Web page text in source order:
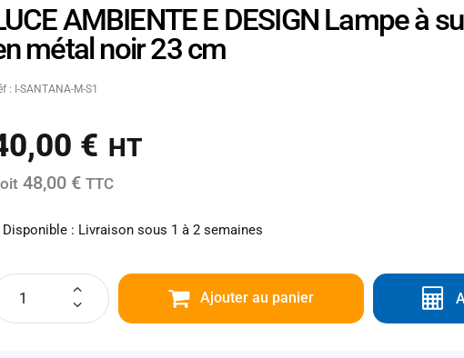
AMBIENTE E DESIGN Lampe à
métal noir 23 cm
: I-SANTANA-M-S1
€ HT
48,00 € TTC
Disponible : Livraison sous 1 à 2 semaines
Ajouter au panier